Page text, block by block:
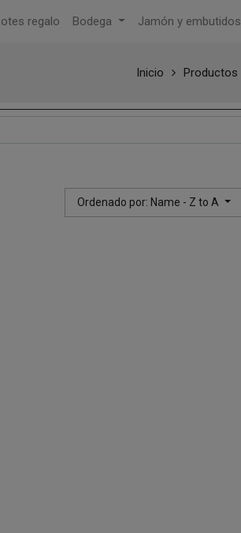
regalo Bodega Jamón y embutidos
Inicio Productos
Ordenado por: Name - Z to A